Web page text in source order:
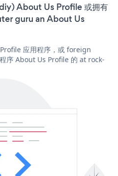
About Us Profile 或拥有
guru an About Us
应用程序，或 foreign
序 About Us Profile 的 at rock-